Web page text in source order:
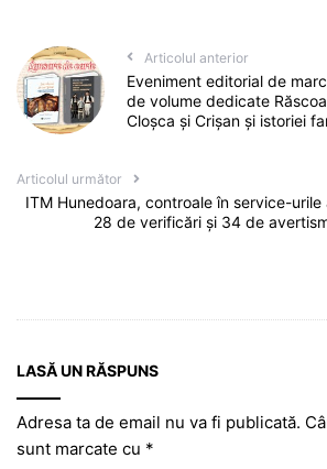
Articolul anterior
Eveniment editorial de
de volume dedicate
Cloșca și Crișan și istoriei
Articolul următor
ITM Hunedoara, controale în service-urile
28 de verificări și 34 de
LASĂ UN RĂSPUNS
Adresa ta de email nu va fi publicată.
sunt marcate cu *